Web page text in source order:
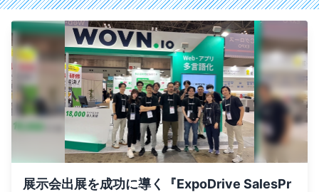
展示会出展を成功に導く『ExpoDrive SalesPr